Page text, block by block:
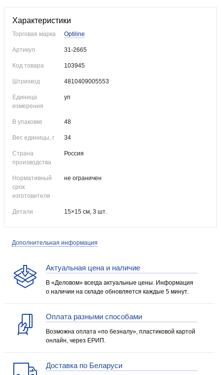
Характеристики
Торговая марка Optiline
Артикул 31-2665
Код товара 103945
Штрихкод 4810409005553
Единица
измерения
уп
В упаковке 48
Вес единицы, г 34
Страна
производства
Россия
Нормативный
срок
изготовителя
не ограничен
Детали 15×15 см, 3 шт.
Дополнительная информация
Актуальная цена и наличие
В «Деловом» всегда актуальные цены. Информация
о наличии на складе обновляется каждые 5 минут.
Оплата разными способами
Возможна оплата «по безналу», пластиковой картой
онлайн, через ЕРИП.
Доставка по Беларуси